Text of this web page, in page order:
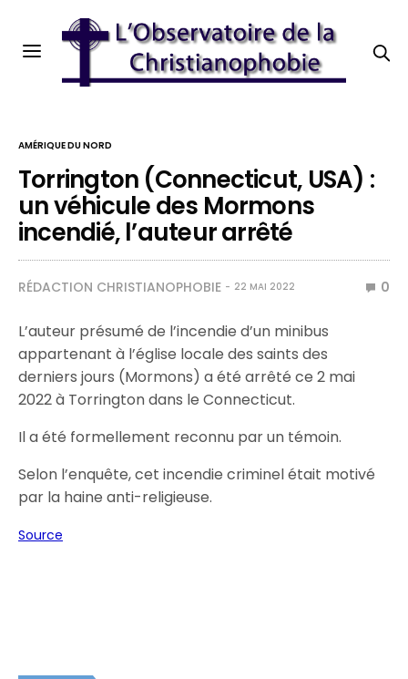
AMÉRIQUE DU NORD
Torrington (Connecticut, USA) :
un véhicule des Mormons
incendié, l’auteur arrêté
RÉDACTION CHRISTIANOPHOBIE 22 MAI 2022 0
L’auteur présumé de l’incendie d’un minibus
appartenant à l’église locale des saints des
derniers jours (Mormons) a été arrêté ce 2 mai
2022 à Torrington dans le Connecticut.
Il a été formellement reconnu par un témoin.
Selon l’enquête, cet incendie criminel était motivé
par la haine anti-religieuse.
Source